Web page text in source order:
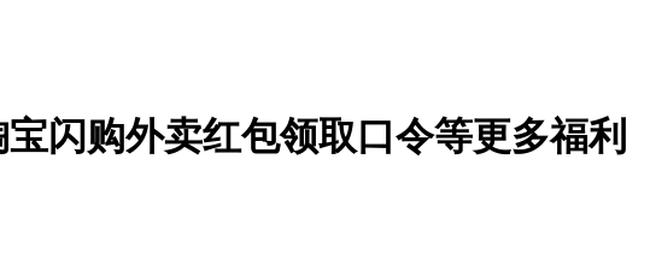
闪购外卖红包领取口令等更多福利